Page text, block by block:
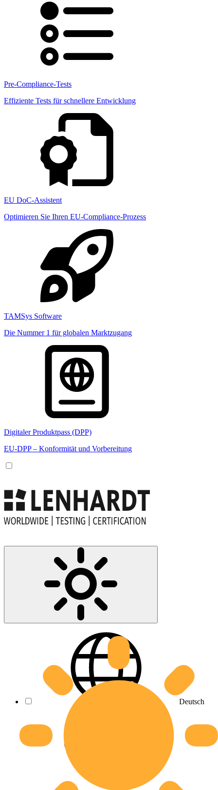
Pre-Compliance-Tests
Effiziente Tests für schnellere Entwicklung
EU DoC-Assistent
Optimieren Sie Ihren EU-Compliance-Prozess
TAMSys Software
Die Nummer 1 für globalen Marktzugang
Digitaler Produktpass (DPP)
EU-DPP – Konformität und Vorbereitung
Deutsch